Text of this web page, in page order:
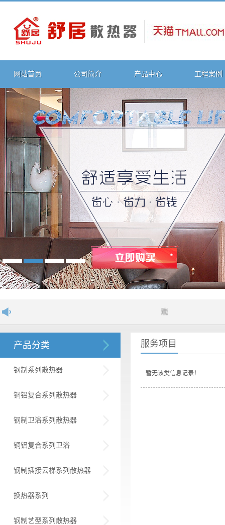
网站首页 公司简介 产品中心 工程案例
欢迎进入舒居散热器网站！
产品分类
钢制系列散热器
铜铝复合系列散热器
钢制卫浴系列散热器
铜铝复合系列卫浴
钢制插接云梯系列散热器
换热器系列
钢制艺型系列散热器
服务项目
暂无该类信息记录！